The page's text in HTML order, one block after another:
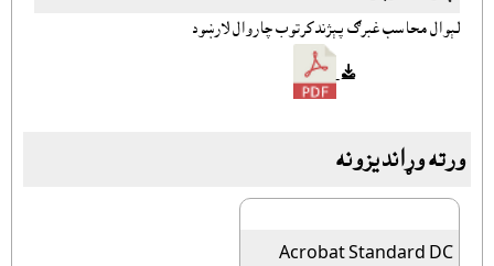
لېوال محاسب غبرګ پېژندکرتوب چاروال لارښود
ورته وړانديزونه
Acrobat Standard DC